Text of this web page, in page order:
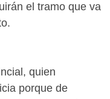
el tramo que va
quien
porque de